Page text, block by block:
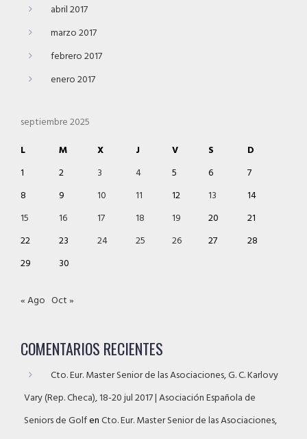
abril 2017
marzo 2017
febrero 2017
enero 2017
septiembre 2025
L
M X J V S
D
1
2 3 4 5 6
7
8
9 10 11 12 13
14
15
16 17 18 19 20
21
22
23 24 25 26 27
28
29
30
« Ago Oct »
COMENTARIOS RECIENTES
Cto. Eur. Master Senior de las Asociaciones, G. C. Karlovy
Vary (Rep. Checa), 18-20 jul 2017 | Asociación Española de
Seniors de GolfenCto. Eur. Master Senior de las Asociaciones,